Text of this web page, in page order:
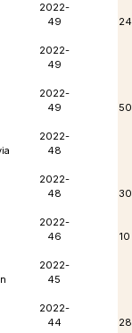
2022-
49
24
2022-
49
2022-
49
50
2022-
48
2022-
48
30
2022-
46
10
2022-
45
2022-
44
28